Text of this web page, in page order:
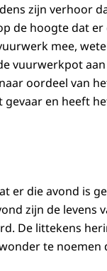
zijn verhoor
de hoogte dat
mee,
vuurwerkpot
oordeel van
gevaar en heeft
er die avond is
zijn de
De littekens
te